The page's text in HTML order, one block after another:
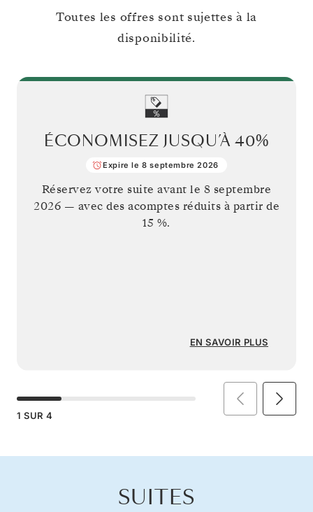
Toutes les offres sont sujettes à la
disponibilité.
ÉCONOMISEZ JUSQU’À 40%
Expire le 8 septembre 2026
Réservez votre suite avant le 8 septembre
2026 — avec des acomptes réduits à partir de
15 %.
EN SAVOIR PLUS
1 SUR 4
SUITES